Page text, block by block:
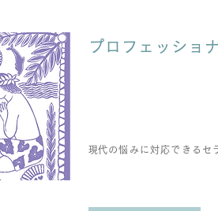
プロフェッショ
​現代の悩みに対応できる